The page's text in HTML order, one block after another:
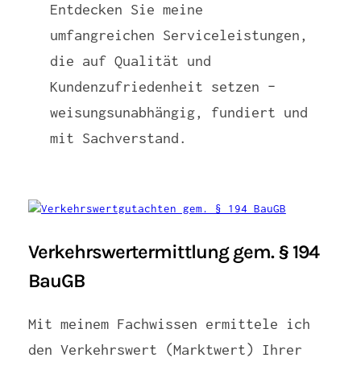
Entdecken Sie meine
umfangreichen Serviceleistungen,
die auf Qualität und
Kundenzufriedenheit setzen –
weisungsunabhängig, fundiert und
mit Sachverstand.
Verkehrswertermittlung gem. § 194
BauGB
Mit meinem Fachwissen ermittele ich
den Verkehrswert (Marktwert) Ihrer